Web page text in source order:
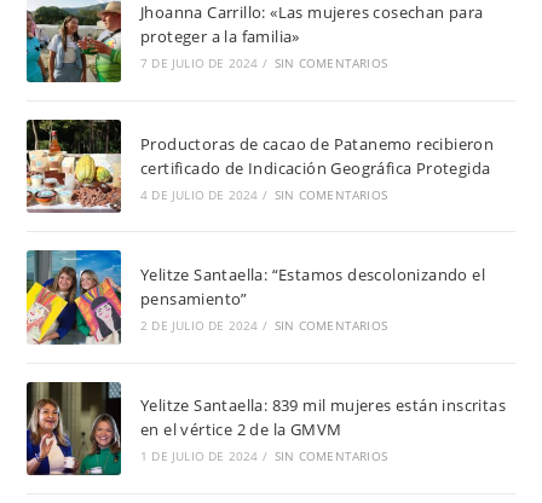
Jhoanna Carrillo: «Las mujeres cosechan para
proteger a la familia»
7 DE JULIO DE 2024 / SIN COMENTARIOS
Productoras de cacao de Patanemo recibieron
certificado de Indicación Geográfica Protegida
4 DE JULIO DE 2024 / SIN COMENTARIOS
Yelitze Santaella: “Estamos descolonizando el
pensamiento”
2 DE JULIO DE 2024 / SIN COMENTARIOS
Yelitze Santaella: 839 mil mujeres están inscritas
en el vértice 2 de la GMVM
1 DE JULIO DE 2024 / SIN COMENTARIOS